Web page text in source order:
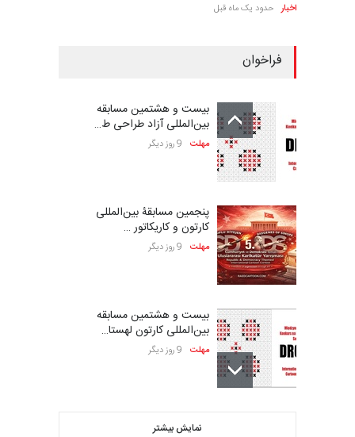
اخبار حدود یک ماه قبل
فراخوان
بیست و هشتمین مسابقه
بین‌المللی آزاد طراحی ط…
مهلت 9 روز دیگر
پنجمین مسابقۀ بین‌المللی
کارتون و کاریکاتور …
مهلت 9 روز دیگر
بیست و هشتمین مسابقه
بین‌المللی کارتون لهستا…
مهلت 9 روز دیگر
نمایش بیشتر